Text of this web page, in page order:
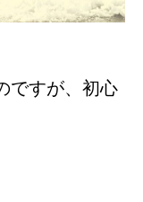
ですが、初心